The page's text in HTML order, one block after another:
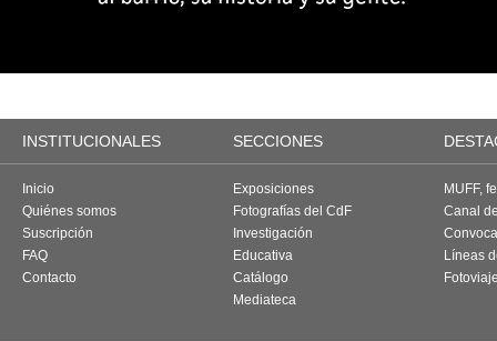
INSTITUCIONALES SECCIONES
Inicio
Quiénes somos
Suscripción
FAQ
Contacto
Exposiciones
Fotografías del CdF
Investigación
Educativa
Catálogo
Mediateca
MUFF,
Canal
Líneas